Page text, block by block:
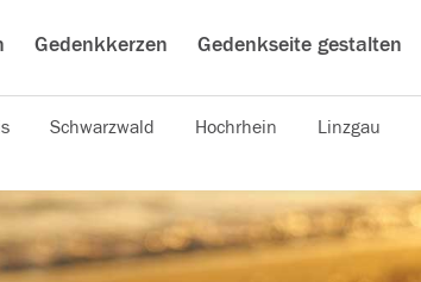
Gedenkkerzen Gedenkseite gestalten
Schwarzwald Hochrhein Linzgau